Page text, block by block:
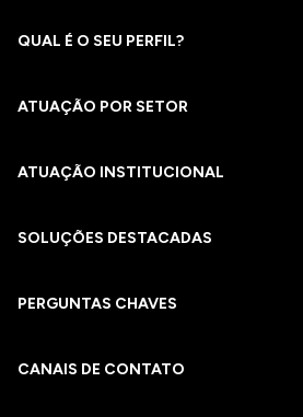
QUAL É O SEU PERFIL?
ATUAÇÃO POR SETOR
ATUAÇÃO INSTITUCIONAL
SOLUÇÕES DESTACADAS
PERGUNTAS CHAVES​
CANAIS DE CONTATO